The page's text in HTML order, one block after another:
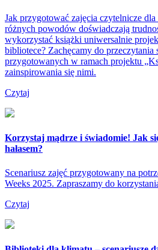
Jak przygotować zajęcia czytelnicze dla
różnych powodów doświadczają
wykorzystać książki uniwersalnie
bibliotece? Zachęcamy do przeczytania
przygotowanych w ramach projektu
zainspirowania się nimi.
Czytaj
Korzystaj mądrze i świadomie! Jak
hałasem?
Scenariusz zajęć przygotowany na
Weeks 2025. Zapraszamy do
Czytaj